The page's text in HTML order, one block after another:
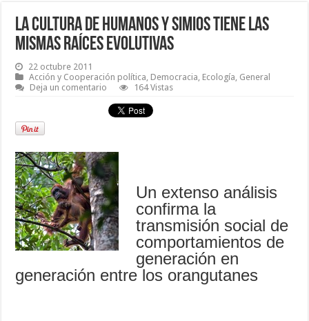
La cultura de humanos y simios tiene las
mismas raíces evolutivas
22 octubre 2011
Acción y Cooperación política, Democracia, Ecología, General
Deja un comentario
164 Vistas
Un extenso análisis
confirma la
transmisión social de
comportamientos de
generación en
generación entre los orangutanes